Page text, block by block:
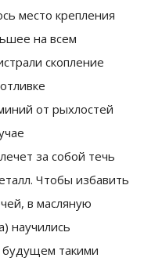
место крепления
на всем
скопление
от рыхлостей
за собой течь
Чтобы избавить
в масляную
научились
будущем такими